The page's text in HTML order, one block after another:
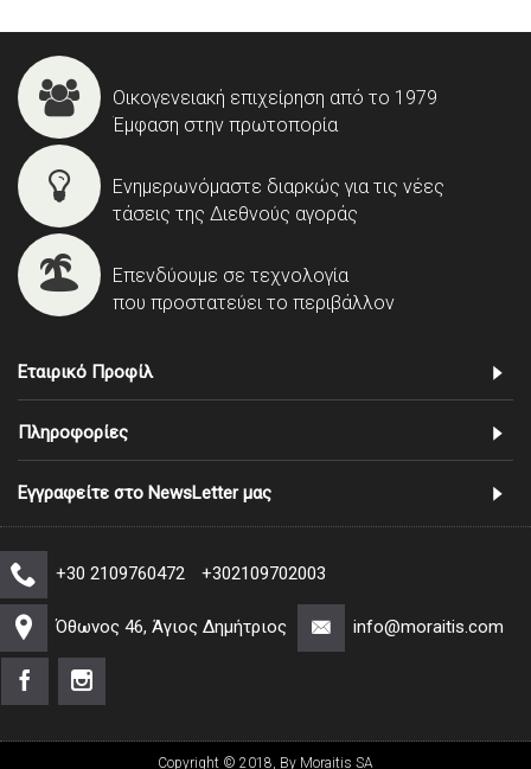
Οικογενειακή επιχείρηση από το 1979
Έμφαση στην πρωτοπορία
Ενημερωνόμαστε διαρκώς για τις νέες
τάσεις της Διεθνούς αγοράς
Επενδύουμε σε τεχνολογία
που προστατεύει το περιβάλλον
Εταιρικό Προφίλ
Πληροφορίες
Εγγραφείτε στο NewsLetter μας
+30 2109760472 +302109702003
Όθωνος 46, Άγιος Δημήτριος info@moraitis.com
Copyright © 2018, By Moraitis SA